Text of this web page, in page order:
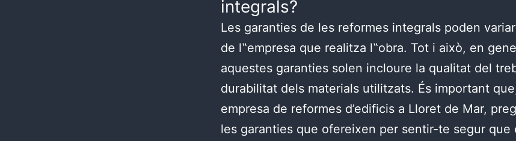
integrals?
Les garanties de les reformes integrals poden
de l‟empresa que realitza l‟obra. Tot i això, en
aquestes garanties solen incloure la qualitat del
durabilitat dels materials utilitzats. És important
empresa de reformes d’edificis a Lloret de Mar,
les garanties que ofereixen per sentir-te segur que